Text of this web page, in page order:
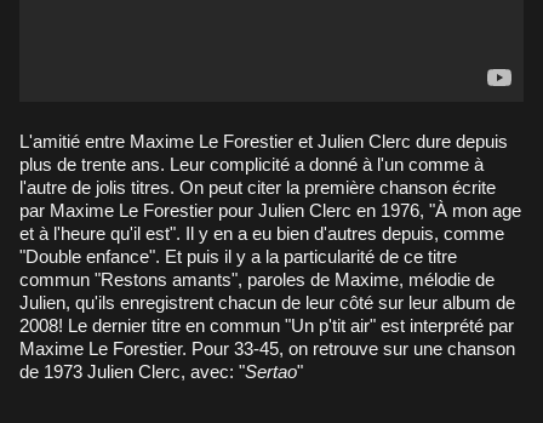
L'amitié entre Maxime Le Forestier et Julien Clerc dure depuis
plus de trente ans. Leur complicité a donné à l'un comme à
l'autre de jolis titres. On peut citer la première chanson écrite
par Maxime Le Forestier pour Julien Clerc en 1976, "À mon age
et à l'heure qu'il est". Il y en a eu bien d'autres depuis, comme
"Double enfance". Et puis il y a la particularité de ce titre
commun "Restons amants", paroles de Maxime, mélodie de
Julien, qu'ils enregistrent chacun de leur côté sur leur album de
2008! Le dernier titre en commun "Un p'tit air" est interprété par
Maxime Le Forestier. Pour 33-45, on retrouve sur une chanson
de 1973 Julien Clerc, avec: "Sertao"